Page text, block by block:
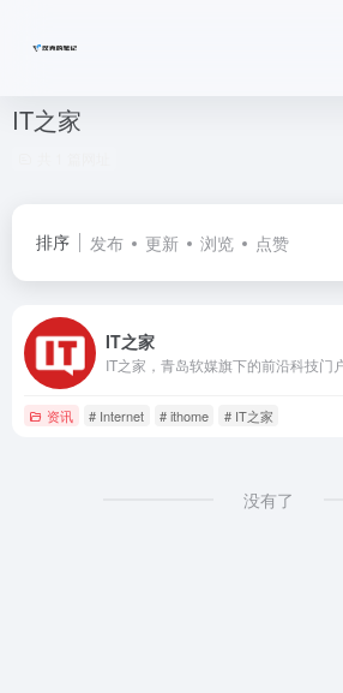
IT之家
排序 发布 更新 浏览 点赞
IT之家
资讯 # Internet # ithome # IT之家
没有了